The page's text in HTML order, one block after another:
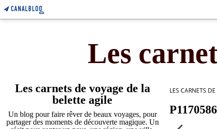
Les
Les carnets de voyage de la
belette agile
Un blog pour faire rêver de beaux voyages, pour
partager des moments de découverte magique. Un
LES CARNETS
P1170586